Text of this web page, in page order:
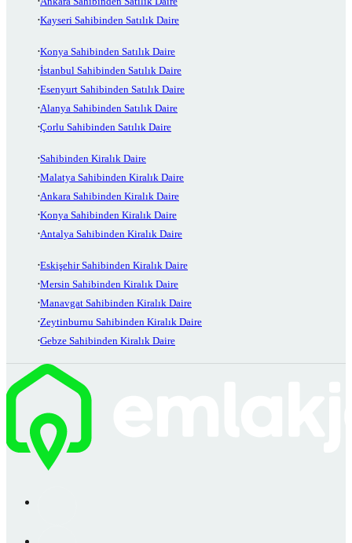
Kayseri Sahibinden Satılık Daire
Konya Sahibinden Satılık Daire
İstanbul Sahibinden Satılık Daire
Esenyurt Sahibinden Satılık Daire
Alanya Sahibinden Satılık Daire
Çorlu Sahibinden Satılık Daire
Sahibinden Kiralık Daire
Malatya Sahibinden Kiralık Daire
Ankara Sahibinden Kiralık Daire
Konya Sahibinden Kiralık Daire
Antalya Sahibinden Kiralık Daire
Eskişehir Sahibinden Kiralık Daire
Mersin Sahibinden Kiralık Daire
Manavgat Sahibinden Kiralık Daire
Zeytinburnu Sahibinden Kiralık Daire
Gebze Sahibinden Kiralık Daire